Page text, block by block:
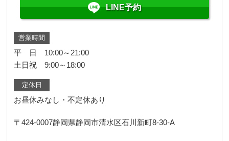
LINE予約
営業時間
平 日 10:00～21:00
土日祝 9:00～18:00
定休日
お昼休みなし・不定休あり
〒424-0007静岡県静岡市清水区石川新町8-30-A